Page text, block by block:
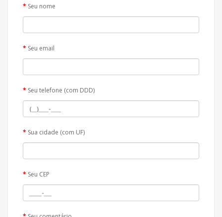
Seu nome
Seu email
Seu telefone (com DDD)
Sua cidade (com UF)
Seu CEP